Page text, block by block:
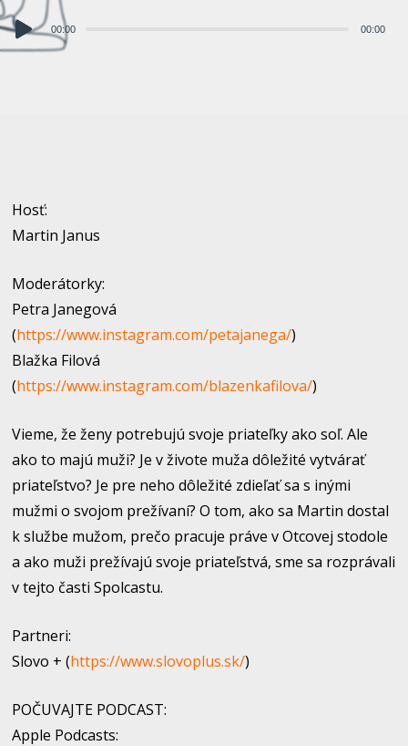
Audio
prehrávač
00:00 00:00
Hosť:
Martin Janus
Moderátorky:
Petra Janegová
(https://www.instagram.com/petajanega/)
Blažka Filová
(https://www.instagram.com/blazenkafilova/)
Vieme, že ženy potrebujú svoje priateľky ako soľ. Ale
ako to majú muži? Je v živote muža dôležité vytvárať
priateľstvo? Je pre neho dôležité zdieľať sa s inými
mužmi o svojom prežívaní? O tom, ako sa Martin dostal
k službe mužom, prečo pracuje práve v Otcovej stodole
a ako muži prežívajú svoje priateľstvá, sme sa rozprávali
v tejto časti Spolcastu.
Partneri:
Slovo + (https://www.slovoplus.sk/)
POČUVAJTE PODCAST:
Apple Podcasts: